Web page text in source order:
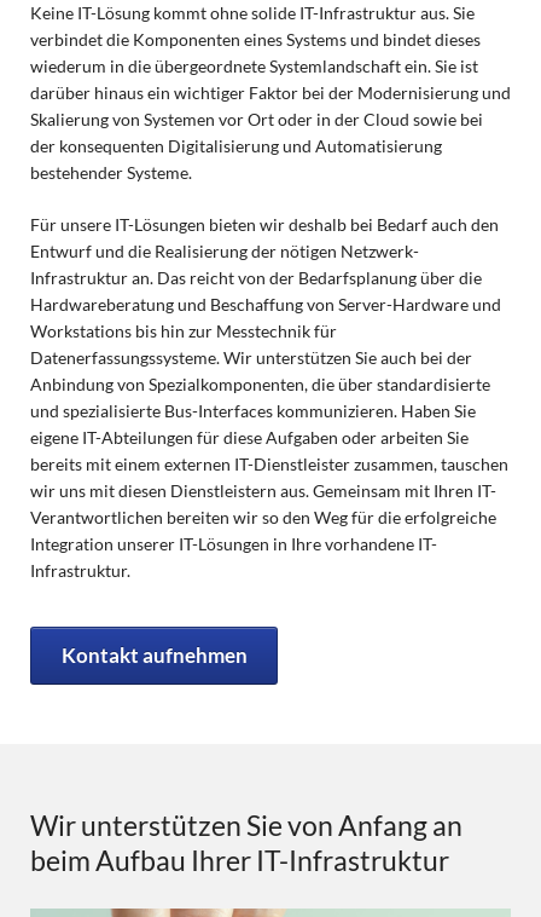
Keine IT-Lösung kommt ohne solide IT-Infrastruktur aus. Sie
verbindet die Komponenten eines Systems und bindet dieses
wiederum in die übergeordnete Systemlandschaft ein. Sie ist
darüber hinaus ein wichtiger Faktor bei der Modernisierung und
Skalierung von Systemen vor Ort oder in der Cloud sowie bei
der konsequenten Digitalisierung und Automatisierung
bestehender Systeme.
Für unsere IT-Lösungen bieten wir deshalb bei Bedarf auch den
Entwurf und die Realisierung der nötigen Netzwerk-
Infrastruktur an. Das reicht von der Bedarfsplanung über die
Hardwareberatung und Beschaffung von Server-Hardware und
Workstations bis hin zur Messtechnik für
Datenerfassungssysteme. Wir unterstützen Sie auch bei der
Anbindung von Spezialkomponenten, die über standardisierte
und spezialisierte Bus-Interfaces kommunizieren. Haben Sie
eigene IT-Abteilungen für diese Aufgaben oder arbeiten Sie
bereits mit einem externen IT-Dienstleister zusammen, tauschen
wir uns mit diesen Dienstleistern aus. Gemeinsam mit Ihren IT-
Verantwortlichen bereiten wir so den Weg für die erfolgreiche
Integration unserer IT-Lösungen in Ihre vorhandene IT-
Infrastruktur.
Kontakt aufnehmen
Wir unterstützen Sie von Anfang an
beim Aufbau Ihrer IT-Infrastruktur